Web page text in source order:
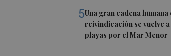
5Una gran cadena
reivindicación se vuelve
playas por el Mar Menor